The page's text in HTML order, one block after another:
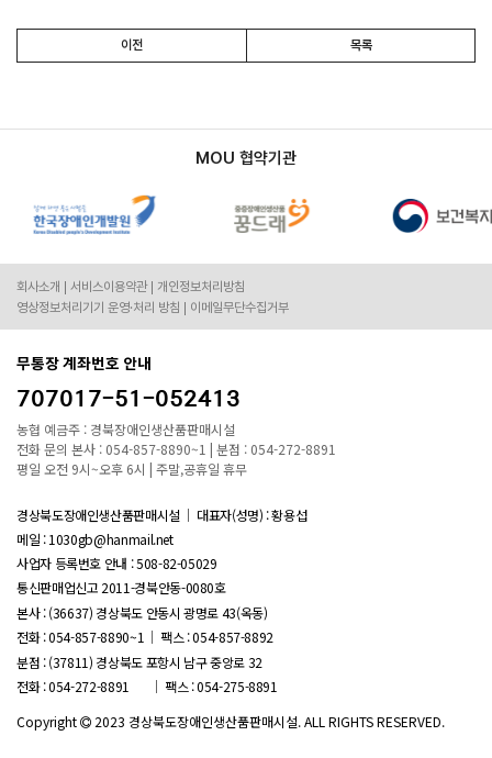
이전 목록
MOU 협약기관
회사소개 서비스이용약관
개인정보처리방침
영상정보처리기기 운영·처리 방침
이메일무단수집거부
무통장 계좌번호 안내
707017-51-052413
농협 예금주 : 경북장애인생산품판매시설
전화 문의 본사 : 054-857-8890~1 | 분점 : 054-272-8891
평일 오전 9시~오후 6시 | 주말,공휴일 휴무
경상북도장애인생산품판매시설
대표자(성명) : 황용섭
메일 : 1030gb@hanmail.net
사업자 등록번호 안내 :508-82-05029
통신판매업신고 2011-경북안동-0080호
본사 : (36637) 경상북도 안동시 광명로 43(옥동)
전화 : 054-857-8890~1
팩스 : 054-857-8892
분점 : (37811) 경상북도 포항시 남구 중앙로 32
전화 : 054-272-8891
팩스 : 054-275-8891
Copyright
2023 경상북도장애인생산품판매시설. ALL RIGHTS RESERVED.